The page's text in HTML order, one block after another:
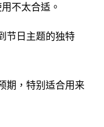
不太合适。
节日主题的独特
期，特别适合用来